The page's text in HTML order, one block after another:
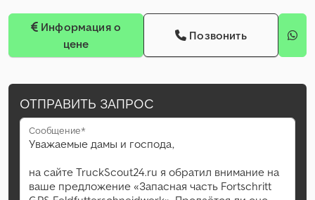
цене
Позвонить
ОТПРАВИТЬ ЗАПРОС
Сообщение*